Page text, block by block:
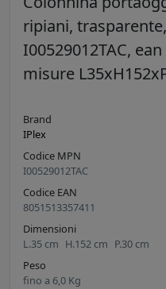
ripiani,
I00529012TAC,
misure
Brand
IPlex
Codice MPN
I00529012TAC
Codice EAN
8051513357411
Dimensioni
L.35 cm H.152 cm P.30 cm
Peso
fino a 6,0 Kg